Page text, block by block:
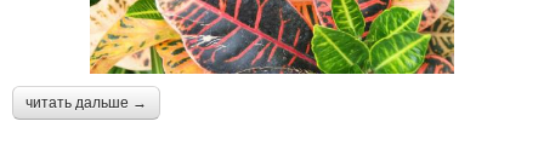
читать дальше →